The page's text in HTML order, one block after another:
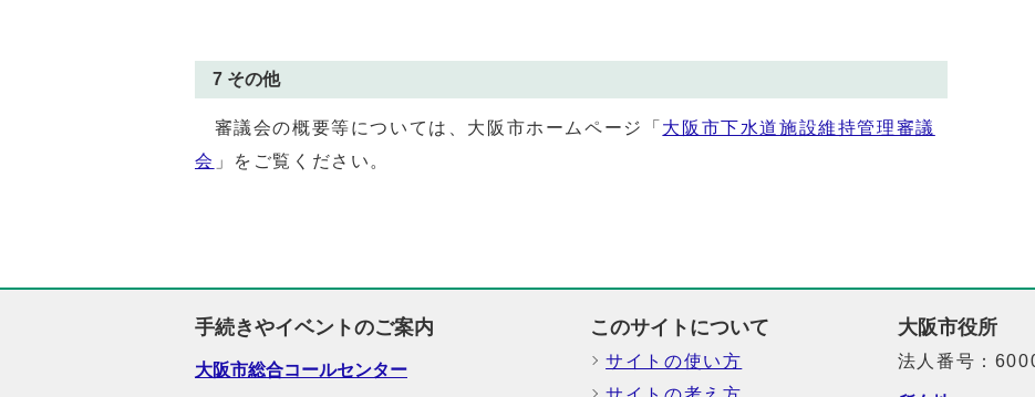
7 その他
審議会の概要等については、大阪市ホームページ「 大阪市下水道施設維持管理審議
会 」をご覧ください。
手続きやイベントのご案内
大阪市総合コールセンター
このサイトについて
サイトの使い方
大阪市役所
法人番号：